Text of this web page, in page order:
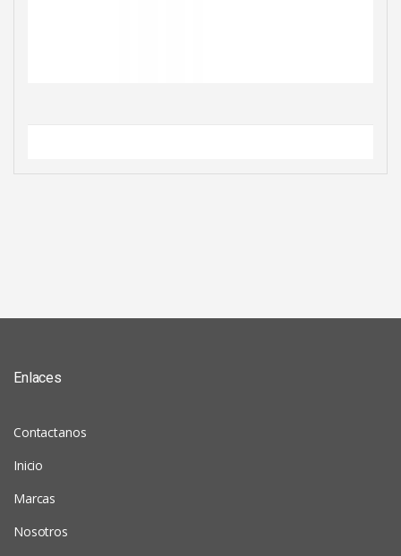
Enlaces
Contactanos
Inicio
Marcas
Nosotros